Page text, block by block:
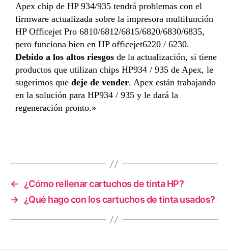
Apex chip de HP 934/935 tendrá problemas con el
firmware actualizada sobre la impresora multifunción
HP Officejet Pro 6810/6812/6815/6820/6830/6835,
pero funciona bien en HP officejet6220 / 6230.
Debido a los altos riesgos de la actualización, si tiene
productos que utilizan chips HP934 / 935 de Apex, le
sugerimos que deje de vender. Apex están trabajando
en la solución para HP934 / 935 y le dará la
regeneración pronto.»
←
¿Cómo rellenar cartuchos de tinta HP?
→ ¿Qué hago con los cartuchos de tinta usados?